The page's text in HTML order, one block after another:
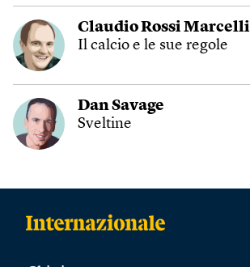
Claudio Rossi Marcelli
Il calcio e le sue regole
Dan Savage
Sveltine